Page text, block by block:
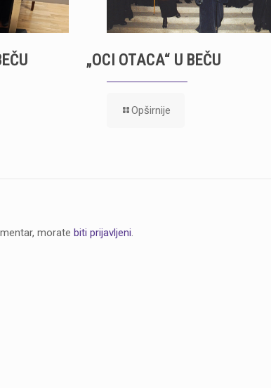
„OCI OTACA“ U BEČU
Opširnije
morate biti prijavljeni.